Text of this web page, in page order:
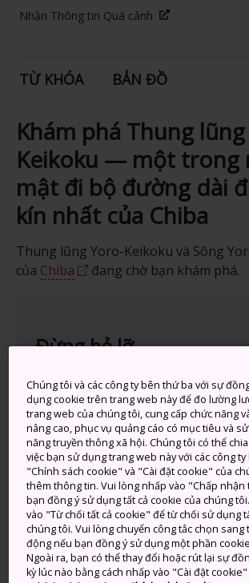
Nhận Thông tin Quá cảnh
TỪ KHÓA BẢN ĐỒ
Khám phá Thung
Keikoku — một trong
mật đi bộ đường dài
kín nhất của Chiba
Thung lũng Yoro-Keikoku và Sông
của Chiba đang chờ bạn khám phá.
Đừng bỏ lỡ
Thung lũng Yoro-
những người đi bộ đường dài và
nhiên
Awamata no Taki—thác nước
Suối nước nóng màu đen bí ẩn
Phương thức di
Chúng tôi và các công ty bên thứ ba với sự
dụng cookie trên trang web này để đo lường
trang web của chúng tôi, cung cấp chức năng
nâng cao, phục vụ quảng cáo có mục tiêu và
năng truyền thông xã hội. Chúng tôi có thể
việc bạn sử dụng trang web này với các công
"Chính sách cookie" và "Cài đặt cookie" của
thêm thông tin. Vui lòng nhấp vào "Chấp nhận
bạn đồng ý sử dụng tất cả cookie của chúng
vào "Từ chối tất cả cookie" để từ chối sử dụng
chúng tôi. Vui lòng chuyển công tắc chọn sang
động nếu bạn đồng ý sử dụng một phần
Ngoài ra, bạn có thể thay đổi hoặc rút lại sự
kỳ lúc nào bằng cách nhấp vào "Cài đặt